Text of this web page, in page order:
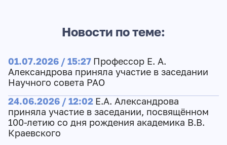
Новости по теме:
01.07.2026 / 15:27 Профессор Е. А.
Александрова приняла участие в заседании
Научного совета РАО
24.06.2026 / 12:02 Е.А. Александрова
приняла участие в заседании, посвящённом
100-летию со дня рождения академика В.В.
Краевского